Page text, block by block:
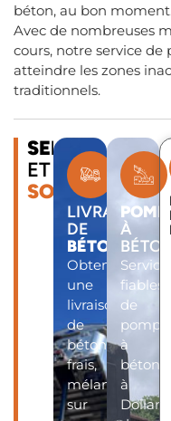
béton, au bon moment.
Avec de nombreuses
cours, notre service
atteindre les zones
traditionnels.
SERVICES
ET
SOLUTIONS
LIVRAISON
DE
BÉTON
Obtenez
une
livraison
de
béton
frais,
mélangé
sur
À
BÉTON
Services
fiables
de
pompe
à
béton
à
Dollard-